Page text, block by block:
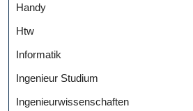
Handy
Htw
Informatik
Ingenieur Studium
Ingenieurwissenschaften